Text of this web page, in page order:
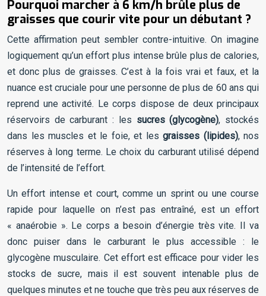
Pourquoi marcher à 6 km/h brûle plus de
graisses que courir vite pour un débutant ?
Cette affirmation peut sembler contre-intuitive. On imagine
logiquement qu’un effort plus intense brûle plus de calories,
et donc plus de graisses. C’est à la fois vrai et faux, et la
nuance est cruciale pour une personne de plus de 60 ans qui
reprend une activité. Le corps dispose de deux principaux
réservoirs de carburant : les sucres (glycogène), stockés
dans les muscles et le foie, et les graisses (lipides), nos
réserves à long terme. Le choix du carburant utilisé dépend
de l’intensité de l’effort.
Un effort intense et court, comme un sprint ou une course
rapide pour laquelle on n’est pas entraîné, est un effort
« anaérobie ». Le corps a besoin d’énergie très vite. Il va
donc puiser dans le carburant le plus accessible : le
glycogène musculaire. Cet effort est efficace pour vider les
stocks de sucre, mais il est souvent intenable plus de
quelques minutes et ne touche que très peu aux réserves de